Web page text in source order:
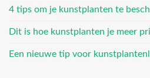
4 tips om je kunstplanten te
Dit is hoe kunstplanten je meer
Een nieuwe tip voor